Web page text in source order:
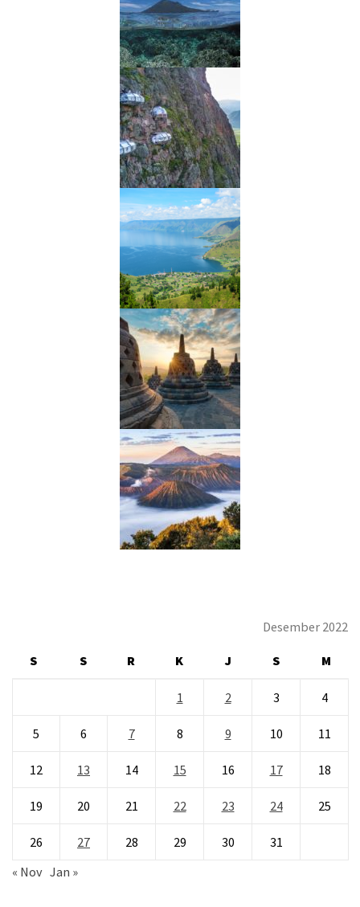
Desember 2022
S S R K J S M
1 2 3 4
5 6 7 8 9 10 11
12 13 14 15 16 17 18
19 20 21 22 23 24 25
26 27 28 29 30
31
« Nov Jan »